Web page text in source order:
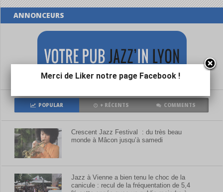
POPULAR + RÉCENTS COMMENTS
Crescent Jazz Festival : du très beau
monde à Mâcon jusqu’à samedi
% cette année avec un public moindre à
Cybèle
Merci de Liker notre page Facebook !